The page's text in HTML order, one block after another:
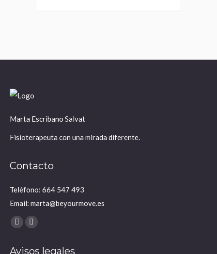
Marta Escribano Salvat
Fisioterapeuta con una mirada diferente.
Contacto
Teléfono: 664 547 493
Email: marta@beyourmove.es
Encuéntranos en:
YouTubeInstagram
Avisos legales